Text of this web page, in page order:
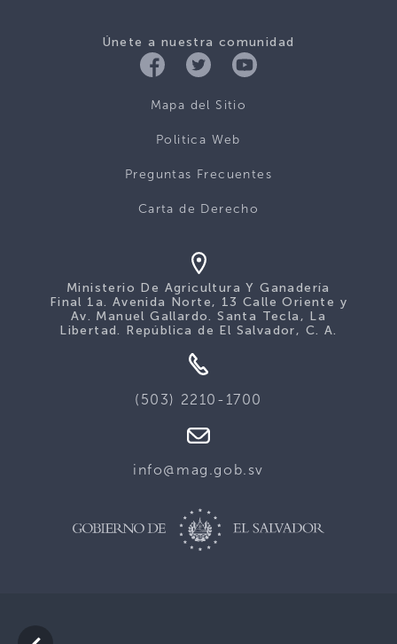
Únete a nuestra comunidad
Mapa del Sitio
Politica Web
Preguntas Frecuentes
Carta de Derecho
Ministerio De Agricultura Y Ganadería
Final 1a. Avenida Norte, 13 Calle Oriente y
Av. Manuel Gallardo. Santa Tecla, La
Libertad. República de El Salvador, C. A.
(503) 2210-1700
info@mag.gob.sv